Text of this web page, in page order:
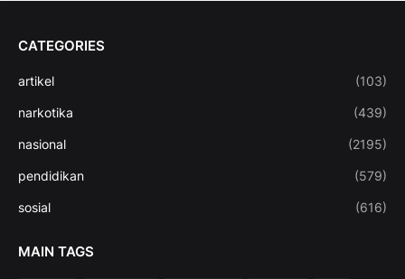
CATEGORIES
artikel (103)
narkotika (439)
nasional (2195)
pendidikan (579)
sosial (616)
MAIN TAGS